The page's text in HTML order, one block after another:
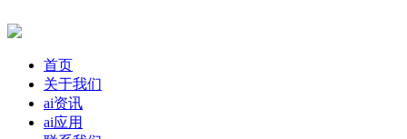
首页
关于我们
ai资讯
ai应用